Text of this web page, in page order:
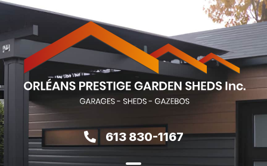
613 830-1167